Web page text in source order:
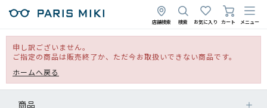
店舗検索 検索 お気に入り カート メニュー
申し訳ございません。
ご指定の商品は販売終了か、ただ今お取扱いできない商品です。
ホームへ戻る
商品